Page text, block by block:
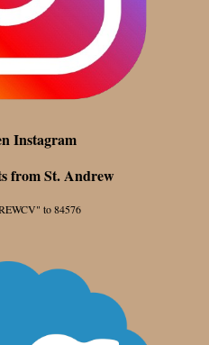
Instagram
from St. Andrew
to 84576